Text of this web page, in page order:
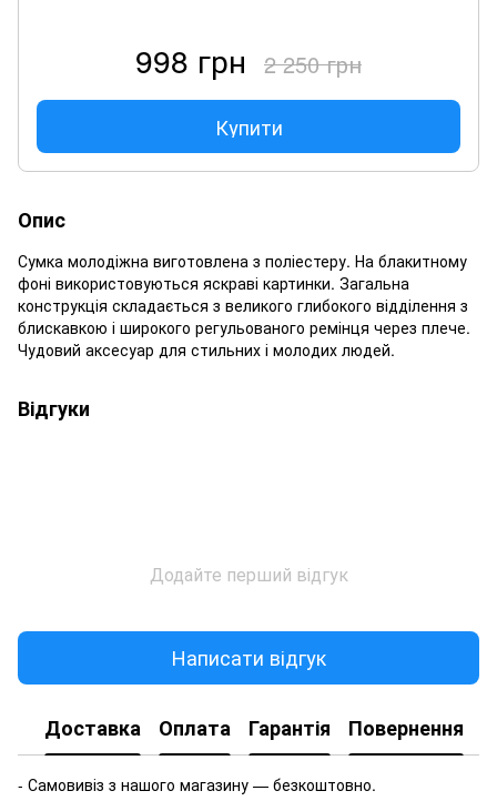
998 грн 2 250 грн
Купити
Опис
Сумка молодіжна виготовлена з поліестеру. На блакитному
фоні використовуються яскраві картинки. Загальна
конструкція складається з великого глибокого відділення з
блискавкою і широкого регульованого ремінця через плече.
Чудовий аксесуар для стильних і молодих людей.
Відгуки
Додайте перший відгук
Написати відгук
Доставка Оплата Гарантія Повернення
- Самовивіз з нашого магазину — безкоштовно.